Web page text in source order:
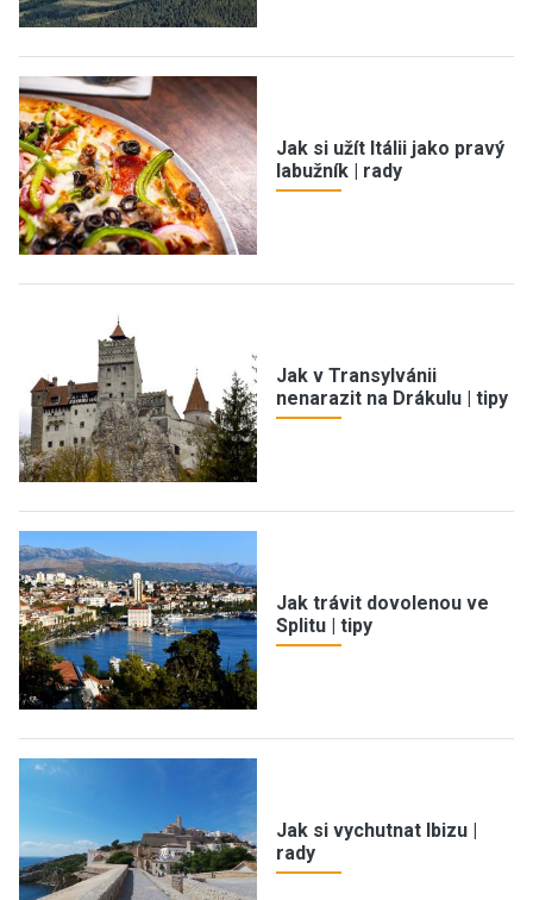
Jak si užít Itálii jako pravý
labužník | rady
Jak v Transylvánii
nenarazit na Drákulu | tipy
Jak trávit dovolenou ve
Splitu | tipy
Jak si vychutnat Ibizu |
rady